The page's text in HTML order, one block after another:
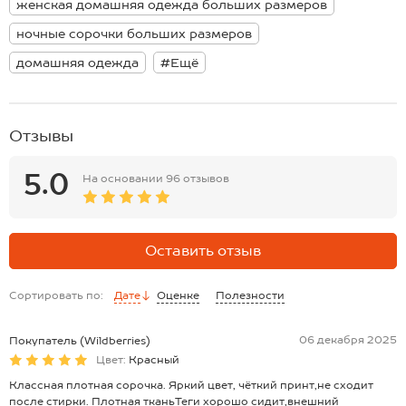
арт. HF55121.
Модель Катя, ее рост 167, 80-64-90. На ней размер 44.
см; длина рукава внутр.шва:50 см.
Размер 54: длина:100 см; ширина:56 см; длина рукава внеш.шва:75
см; длина рукава внутр.шва:51 см.
*замеры выборочные, могут незначительно отличаться.
женская домашняя одежда больших размеров
ночные сорочки больших размеров
домашняя одежда
#Ещё
Отзывы
5.0 На основании 96 отзывов
Оставить отзыв
Сортировать по: Дате Оценке Полезности
Покупатель (Wildberries)
06 декабря 2025
Цвет: Красный
Классная плотная сорочка. Яркий цвет, чёткий принт,не сходит
после стирки. Плотная тканьТеги хорошо сидит,внешний